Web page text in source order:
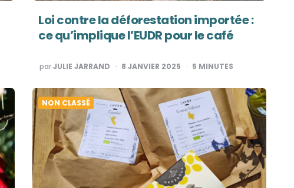
Loi contre la déforestation importée :
ce qu’implique l’EUDR pour le café
PUBLIÉ
PAR
parJULIE JARRAND 8 JANVIER 2025 5 MINUTES
NON CLASSÉ